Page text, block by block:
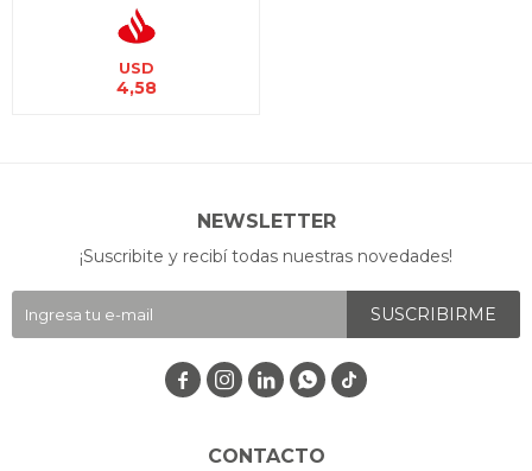
USD
4,58
CONTACTO
NEWSLETTER
¡Suscribite y recibí todas nuestras novedades!
SUSCRIBIRME
   